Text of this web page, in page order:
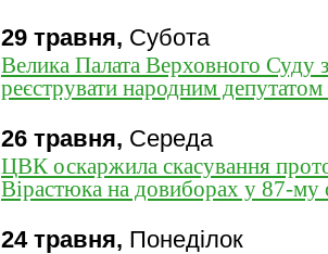
29 травня, Субота
Велика Палата Верховного Суду
реєструвати народним
26 травня, Середа
ЦВК оскаржила скасування
Вірастюка на довиборах у 87-му
24 травня, Понеділок